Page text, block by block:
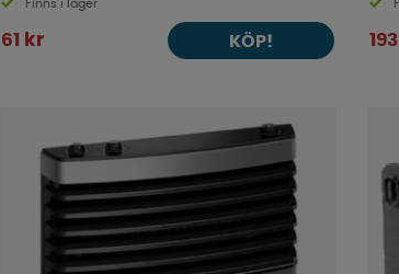
Finns i lager
61 kr KÖP!